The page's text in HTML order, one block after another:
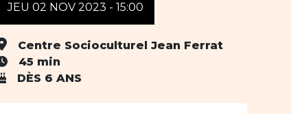
JEU 02 NOV 2023 - 15:00
Centre Socioculturel Jean Ferrat
45 min
DÈS 6 ANS